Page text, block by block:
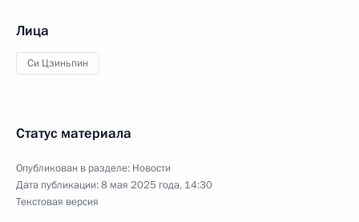
Лица
Си Цзиньпин
Статус материала
Опубликован в разделе: Новости
Дата публикации:8 мая 2025 года, 14:30
Текстовая версия